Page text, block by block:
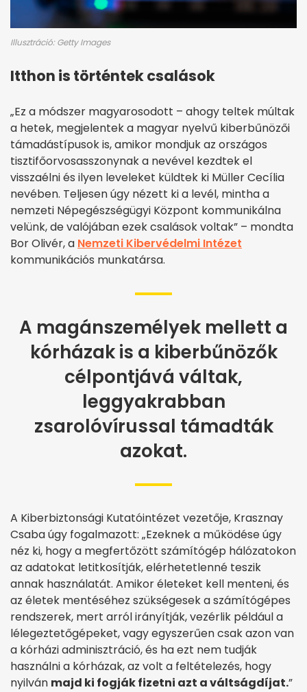
Illusztráció: Getty Images
Itthon is történtek csalások
„Ez a módszer magyarosodott – ahogy teltek múltak
a hetek, megjelentek a magyar nyelvű kiberbűnözői
támadástípusok is, amikor mondjuk az országos
tisztifőorvosasszonynak a nevével kezdtek el
visszaélni és ilyen leveleket küldtek ki Müller Cecília
nevében. Teljesen úgy nézett ki a levél, mintha a
nemzeti Népegészségügyi Központ kommunikálna
velünk, de valójában ezek csalások voltak” – mondta
Bor Olivér, a Nemzeti Kibervédelmi Intézet
kommunikációs munkatársa.
A magánszemélyek mellett a
kórházak is a kiberbűnözők
célpontjává váltak,
leggyakrabban
zsarolóvírussal támadták
azokat.
A Kiberbiztonsági Kutatóintézet vezetője, Krasznay
Csaba úgy fogalmazott: „Ezeknek a működése úgy
néz ki, hogy a megfertőzött számítógép hálózatokon
az adatokat letitkosítják, elérhetetlenné teszik
annak használatát. Amikor életeket kell menteni, és
az életek mentéséhez szükségesek a számítógépes
rendszerek, mert arról irányítják, vezérlik például a
lélegeztetőgépeket, vagy egyszerűen csak azon van
a kórházi adminisztráció, és ha ezt nem tudják
használni a kórházak, az volt a feltételezés, hogy
nyilván majd ki fogják fizetni azt a váltságdíjat.”